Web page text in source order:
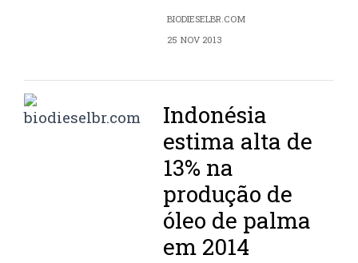
BIODIESELBR.COM
25 NOV 2013
Indonésia
estima alta de
13% na
produção de
óleo de palma
em 2014